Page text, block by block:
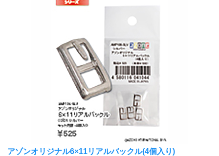
アゾンオリジナル6×11リアルバックル(4個入り)